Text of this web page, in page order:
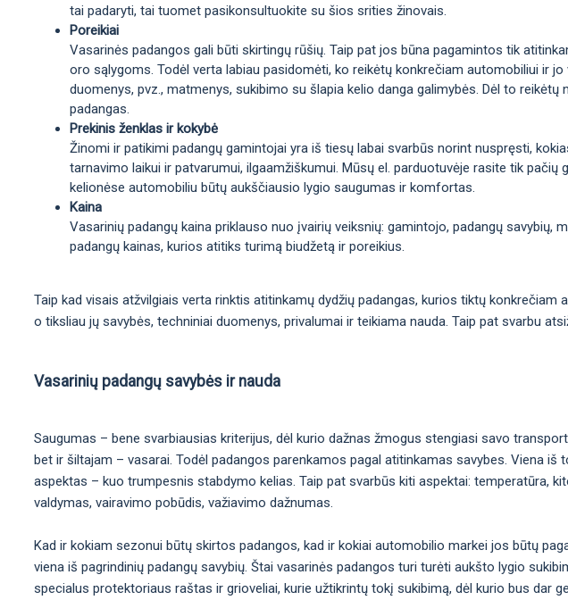
tai padaryti, tai tuomet pasikonsultuokite su šios srities žinovais.
Poreikiai
Vasarinės padangos gali būti skirtingų rūšių. Taip pat jos būna pagamintos tik
oro sąlygoms. Todėl verta labiau pasidomėti, ko reikėtų konkrečiam automobiliui ir
duomenys, pvz., matmenys, sukibimo su šlapia kelio danga galimybės. Dėl to
padangas.
Prekinis ženklas ir kokybė
Žinomi ir patikimi padangų gamintojai yra iš tiesų labai svarbūs norint nuspręsti,
tarnavimo laikui ir patvarumui, ilgaamžiškumui. Mūsų el. parduotuvėje rasite tik
kelionėse automobiliu būtų aukščiausio lygio saugumas ir komfortas.
Kaina
Vasarinių padangų kaina priklauso nuo įvairių veiksnių: gamintojo, padangų savybių,
padangų kainas, kurios atitiks turimą biudžetą ir poreikius.
Taip kad visais atžvilgiais verta rinktis atitinkamų dydžių padangas, kurios tiktų
o tiksliau jų savybės, techniniai duomenys, privalumai ir teikiama nauda. Taip pat svarbu
Vasarinių padangų savybės ir nauda
Saugumas – bene svarbiausias kriterijus, dėl kurio dažnas žmogus stengiasi savo
bet ir šiltajam – vasarai. Todėl padangos parenkamos pagal atitinkamas savybes. Viena
aspektas – kuo trumpesnis stabdymo kelias. Taip pat svarbūs kiti aspektai: temperatūra,
valdymas, vairavimo pobūdis, važiavimo dažnumas.
Kad ir kokiam sezonui būtų skirtos padangos, kad ir kokiai automobilio markei jos būtų
viena iš pagrindinių padangų savybių. Štai vasarinės padangos turi turėti aukšto lygio
specialus protektoriaus raštas ir grioveliai, kurie užtikrintų tokį sukibimą, dėl kurio bus dar